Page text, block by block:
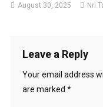
August 30, 2025 Nri
Leave a Reply
Your email address
are marked *